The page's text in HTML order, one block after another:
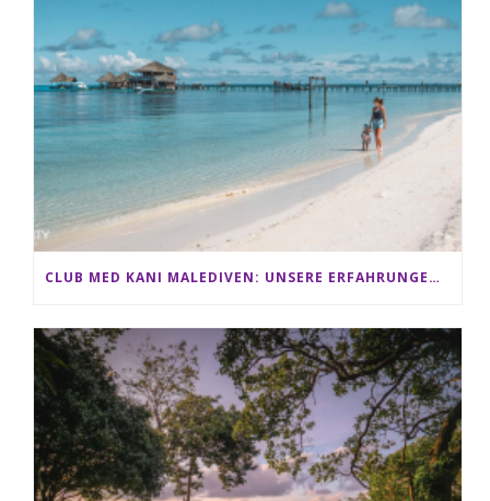
CLUB MED KANI MALEDIVEN: UNSERE ERFAHRUNGEN IM ALL-INCLUSIVE PARADIES